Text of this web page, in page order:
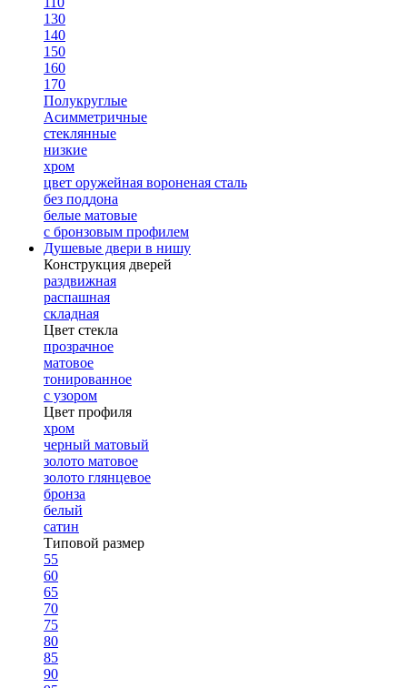
130
140
150
160
170
Полукруглые
Асимметричные
стеклянные
низкие
хром
цвет оружейная вороненая сталь
без поддона
белые матовые
с бронзовым профилем
Душевые двери в нишу
Конструкция дверей
раздвижная
распашная
складная
Цвет стекла
прозрачное
матовое
тонированное
с узором
Цвет профиля
хром
черный матовый
золото матовое
золото глянцевое
бронза
белый
сатин
Типовой размер
55
60
65
70
75
80
85
90